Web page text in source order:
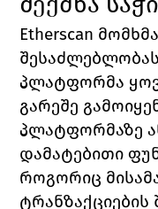
Etherscan
პლატფორმა
გარეშე
პლატფორმაზე
დამატებითი
როგორიც
ტრანზაქციების